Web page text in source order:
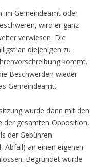
im Gemeindeamt oder
wird er ganz
verwiesen. Die
an diejenigen zu
kommt.
Beschwerden wieder
Gemeindeamt.
wurde dann mit den
der gesamten Opposition,
der Gebühren
Abfall) an einen eigenen
Begründet wurde